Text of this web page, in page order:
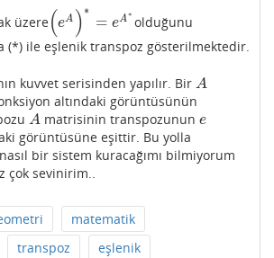
üzere(eA ) ∗
= eA∗
(eA)∗ eA∗
olduğunu
(*) ile eşlenik transpoz gösterilmektedir.
kuvvet serisinden yapılır. BirA
A
altındaki görüntüsünün
A
A matrisinin transpozunun e
e
görüntüsüne eşittir. Bu yolla
nasıl bir sistem kuracağımı bilmiyorum
çok sevinirim..
matematik
transpoz eşlenik